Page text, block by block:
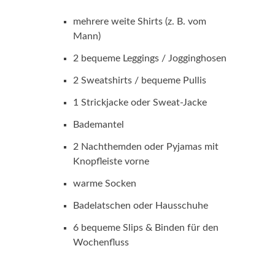
mehrere weite Shirts (z. B. vom
Mann)
2 bequeme Leggings / Jogginghosen
2 Sweatshirts / bequeme Pullis
1 Strickjacke oder Sweat-Jacke
Bademantel
2 Nachthemden oder Pyjamas mit
Knopfleiste vorne
warme Socken
Badelatschen oder Hausschuhe
6 bequeme Slips & Binden für den
Wochenfluss